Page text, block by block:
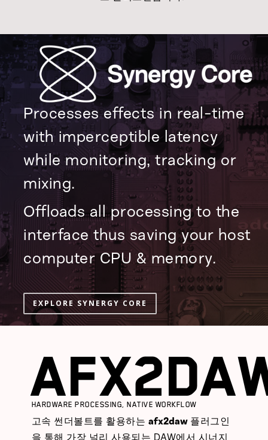
Processes effects in real-time
with imperceptible latency
while monitoring, tracking or
mixing.
Offloads all processing to the
interface thus saving your host
computer CPU & memory.
EXPLORE SYNERGY CORE
HARDWARE PROCESSING, NATIVE WORKFLOW
고속 썬더볼트를 활용하는 afx2daw플러그인
을 통해 가장 널리 사용되는 DAW에서 시너지